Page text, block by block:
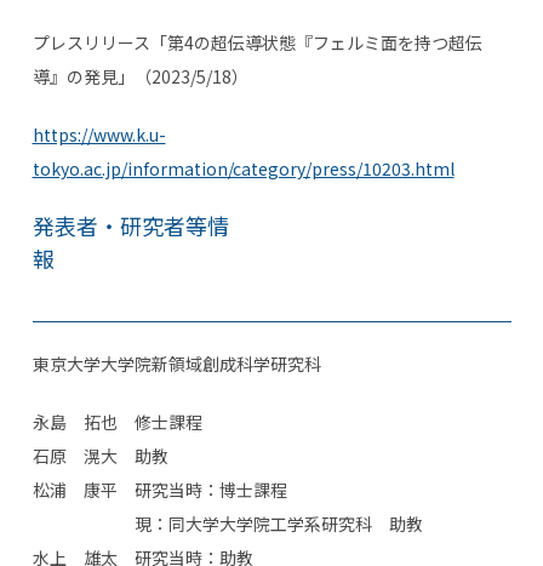
プレスリリース「第4の超伝導状態『フェルミ面を持つ超伝
導』の発見」（2023/5/18）
https://www.k.u-
tokyo.ac.jp/information/category/press/10203.html
発表者・研究者等情
報
東京大学大学院新領域創成科学研究科
永島 拓也 修士課程
石原 滉大 助教
松浦 康平 研究当時：博士課程
現：同大学大学院工学系研究科 助教
水上 雄太 研究当時：助教